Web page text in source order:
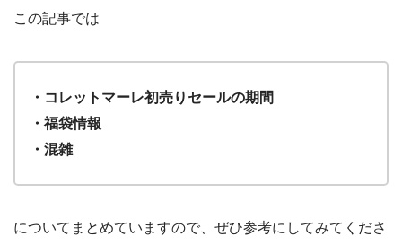
この記事では
・コレットマーレ初売りセールの期間
・福袋情報
・混雑
についてまとめていますので、ぜひ参考にしてみてくださ